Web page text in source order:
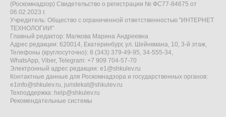
(Роскомнадзор) Свидетельство о регистрации № ФС77-84675 от
06.02.2023 г.
Учредитель: Общество с ограниченной ответственностью "ИНТЕРНЕТ
ТЕХНОЛОГИИ"
Главный редактор: Малкова Марина Андреевна
Адрес редакции: 620014, Екатеринбург, ул. Шейнкмана, 10, 3-й этаж,
Телефоны (круглосуточно): 8 (343) 379-49-95, 34-555-34,
WhatsApp, Viber, Telegram: +7 909 704-57-70
Электронный адрес редакции: e1@shkulev.ru
Контактные данные для Роскомнадзора и государственных органов:
e1info@shkulev.ru, juristekat@shkulev.ru
Техподдержка: help@shkulev.ru
Рекомендательные системы